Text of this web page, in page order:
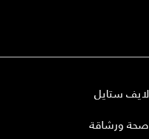
لايف ستايل
صحة ورشاقة